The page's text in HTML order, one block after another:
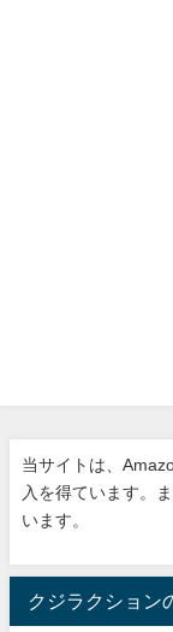
当サイトは、
入を得ています。
います。
クジラクション